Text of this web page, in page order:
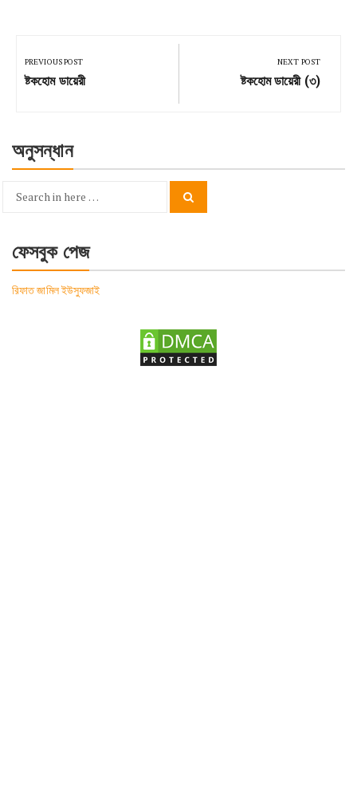
navigation
PREVIOUS POST
Previous
ষ্টকহোম ডায়েরী
NEXT POST
Next
ষ্টকহোম ডায়েরী (৩)
অনুসন্ধান
Search
ফেসবুক পেজ
রিফাত জামিল ইউসুফজাই